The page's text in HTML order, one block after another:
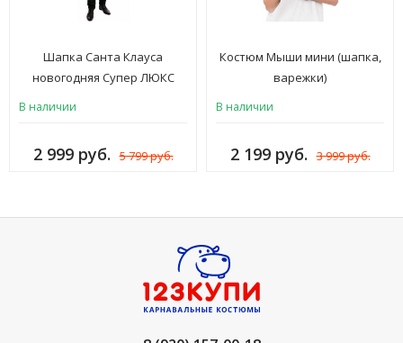
Шапка Санта Клауса
новогодняя Супер ЛЮКС
и мужчин, ШК-7сб
В наличии
2 999 руб. 5 799 руб.
Костюм Мыши мини (шапка,
варежки)
В наличии
2 199 руб. 3 999 руб.